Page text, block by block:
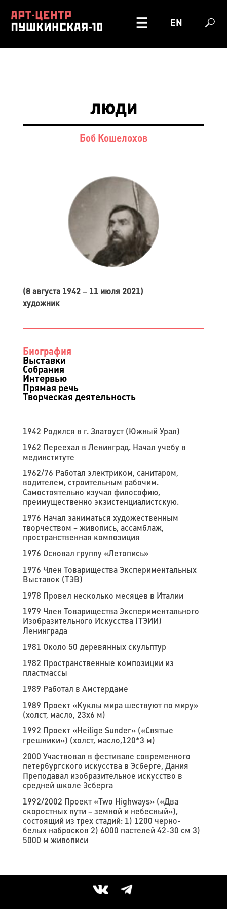
EN
люди
Боб Кошелохов
(8 августа 1942 ‒ 11 июля 2021)
художник
Биография
Выставки
Собрания
Интервью
Прямая речь
Творческая деятельность
1942 Родился в г. Златоуст (Южный Урал)
1962 Переехал в Ленинград. Начал учебу в
мединституте
1962/76 Работал электриком, санитаром,
водителем, строительным рабочим.
Самостоятельно изучал философию,
преимущественно экзистенциалистскую.
1976 Начал заниматься художественным
творчеством – живопись, ассамблаж,
пространственная композиция
1976 Основал группу «Летопись»
1976 Член Товарищества Экспериментальных
Выставок (ТЭВ)
1978 Провел несколько месяцев в Италии
1979 Член Товарищества Экспериментального
Изобразительного Искусства (ТЭИИ)
Ленинграда
1981 Около 50 деревянных скульптур
1982 Пространственные композиции из
пластмассы
1989 Работал в Амстердаме
1989 Проект «Куклы мира шествуют по миру»
(холст, масло, 23х6 м)
1992 Проект «Heilige Sunder» («Святые
грешники») (холст, масло,120*3 м)
2000 Участвовал в фестивале современного
петербургского искусства в Эсберге, Дания
Преподавал изобразительное искусство в
средней школе Эсберга
1992/2002 Проект «Two Highways» («Два
скоростных пути – земной и небесный»),
состоящий из трех стадий: 1) 1200 черно-
белых набросков 2) 6000 пастелей 42-30 см 3)
5000 м живописи